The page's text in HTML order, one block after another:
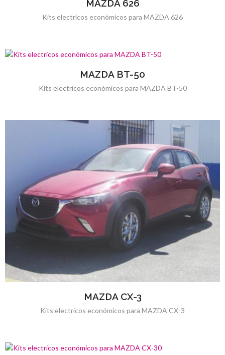
MAZDA 626
Kits electricos económicos para MAZDA 626
MAZDA BT-50
Kits electricos económicos para MAZDA BT-50
MAZDA CX-3
Kits electricos económicos para MAZDA CX-3